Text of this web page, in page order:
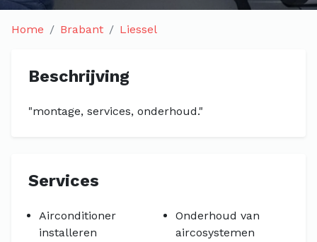
Home Brabant Liessel
Beschrijving
"montage, services, onderhoud."
Services
Airconditioner
installeren
Onderhoud van
aircosystemen